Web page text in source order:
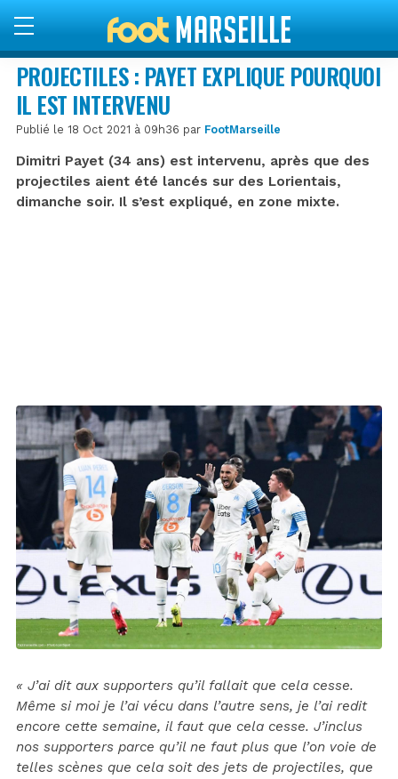
PROJECTILES : PAYET EXPLIQUE POURQUOI
IL EST INTERVENU
Publié le 18 Oct 2021 à 09h36 par FootMarseille
Dimitri Payet (34 ans) est intervenu, après que des
projectiles aient été lancés sur des Lorientais,
dimanche soir. Il s’est expliqué, en zone mixte.
« J’ai dit aux supporters qu’il fallait que cela cesse.
Même si moi je l’ai vécu dans l’autre sens, je l’ai redit
encore cette semaine, il faut que cela cesse. J’inclus
nos supporters parce qu’il ne faut plus que l’on voie de
telles scènes que cela soit des jets de projectiles, que